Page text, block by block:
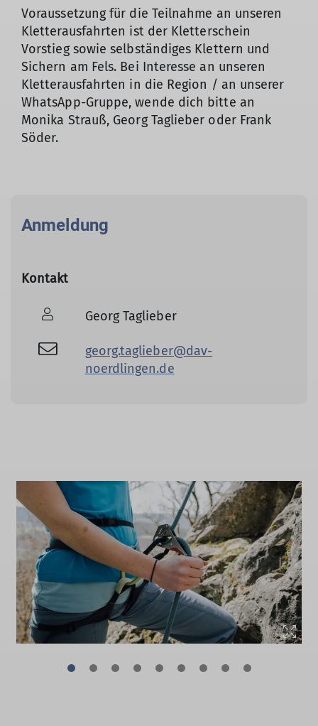
Voraussetzung für die Teilnahme an unseren
Kletterausfahrten ist der Kletterschein
Vorstieg sowie selbständiges Klettern und
Sichern am Fels. Bei Interesse an unseren
Kletterausfahrten in die Region / an unserer
WhatsApp-Gruppe, wende dich bitte an
Monika Strauß, Georg Taglieber oder Frank
Söder.
Anmeldung
Kontakt
Georg Taglieber
georg.taglieber@dav-
noerdlingen.de